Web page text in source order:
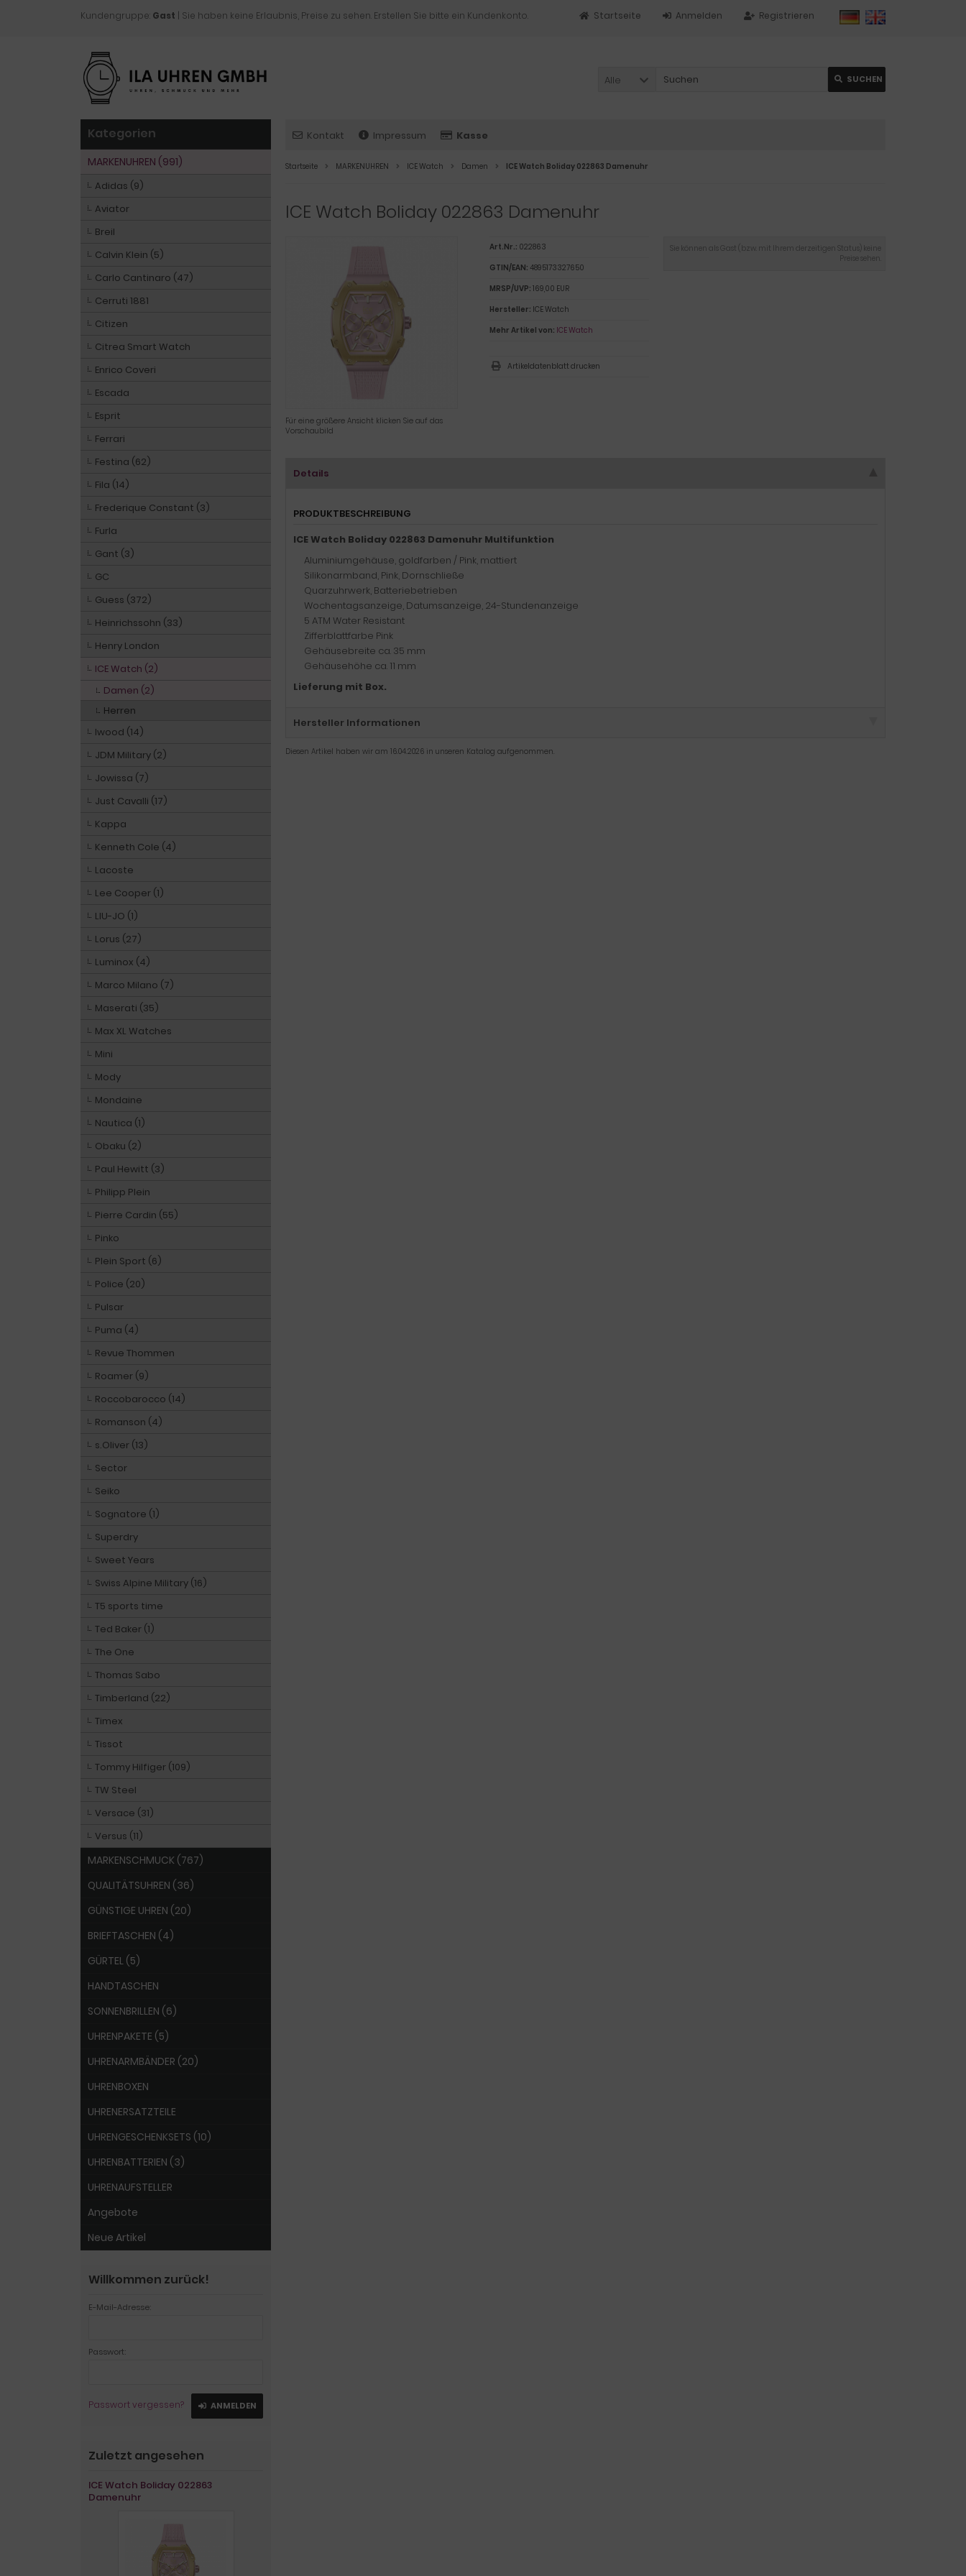
Kundengruppe: Gast | Sie haben keine Erlaubnis, Preise zu sehen. Erstellen Sie bitte ein Kundenkonto. Registrieren
Anmelden
Startseite
Alle SUCHEN
Kontakt Impressum Kasse
Startseite MARKENUHREN ICE Watch Damen ICE Watch Boliday 022863 Damenuhr
ICE Watch Boliday 022863 Damenuhr
Für eine größere Ansicht klicken Sie auf das
Vorschaubild
Sie können als Gast (bzw. mit Ihrem derzeitigen Status) keine
Preise sehen.
Art.Nr.: 022863
GTIN/EAN: 4895173327650
MRSP/UVP: 169,00 EUR
Hersteller: ICE Watch
Mehr Artikel von: ICE Watch
Artikeldatenblatt drucken
Details
PRODUKTBESCHREIBUNG
ICE Watch Boliday 022863 Damenuhr Multifunktion
Aluminiumgehäuse, goldfarben / Pink, mattiert
Silikonarmband, Pink, Dornschließe
Quarzuhrwerk, Batteriebetrieben
Wochentagsanzeige, Datumsanzeige, 24-Stundenanzeige
5 ATM Water Resistant
Zifferblattfarbe Pink
Gehäusebreite ca. 35 mm
Gehäusehöhe ca. 11 mm
Lieferung mit Box.
Hersteller Informationen
Diesen Artikel haben wir am 16.04.2026 in unseren Katalog aufgenommen.
Kategorien
MARKENUHREN (991)
Adidas (9)
Aviator
Breil
Calvin Klein (5)
Carlo Cantinaro (47)
Cerruti 1881
Citizen
Citrea Smart Watch
Enrico Coveri
Escada
Esprit
Ferrari
Festina (62)
Fila (14)
Frederique Constant (3)
Furla
Gant (3)
GC
Guess (372)
Heinrichssohn (33)
Henry London
ICE Watch (2)
Damen (2)
Herren
Iwood (14)
JDM Military (2)
Jowissa (7)
Just Cavalli (17)
Kappa
Kenneth Cole (4)
Lacoste
Lee Cooper (1)
LIU-JO (1)
Lorus (27)
Luminox (4)
Marco Milano (7)
Maserati (35)
Max XL Watches
Mini
Mody
Mondaine
Nautica (1)
Obaku (2)
Paul Hewitt (3)
Philipp Plein
Pierre Cardin (55)
Pinko
Plein Sport (6)
Police (20)
Pulsar
Puma (4)
Revue Thommen
Roamer (9)
Roccobarocco (14)
Romanson (4)
s.Oliver (13)
Sector
Seiko
Sognatore (1)
Superdry
Sweet Years
Swiss Alpine Military (16)
T5 sports time
Ted Baker (1)
The One
Thomas Sabo
Timberland (22)
Timex
Tissot
Tommy Hilfiger (109)
TW Steel
Versace (31)
Versus (11)
MARKENSCHMUCK (767)
QUALITÄTSUHREN (36)
GÜNSTIGE UHREN (20)
BRIEFTASCHEN (4)
GÜRTEL (5)
HANDTASCHEN
SONNENBRILLEN (6)
UHRENPAKETE (5)
UHRENARMBÄNDER (20)
UHRENBOXEN
UHRENERSATZTEILE
UHRENGESCHENKSETS (10)
UHRENBATTERIEN (3)
UHRENAUFSTELLER
Angebote
Neue Artikel
Willkommen zurück!
E-Mail-Adresse:
Passwort:
Passwort vergessen? ANMELDEN
Zuletzt angesehen
ICE Watch Boliday 022863
Damenuhr